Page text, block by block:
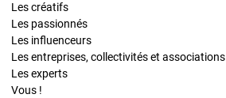
Les créatifs
Les passionnés
Les influenceurs
Les entreprises, collectivités et associations
Les experts
Vous !